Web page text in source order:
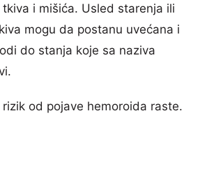
i mišića. Usled starenja ili
mogu da postanu uvećana i
do stanja koje sa naziva
od pojave hemoroida raste.